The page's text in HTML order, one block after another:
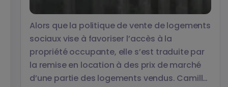
Alors que la politique de vente de logements
sociaux vise à favoriser l’accès à la
propriété occupante, elle s’est traduite par
la remise en location à des prix de marché
d’une partie des logements vendus. Camille